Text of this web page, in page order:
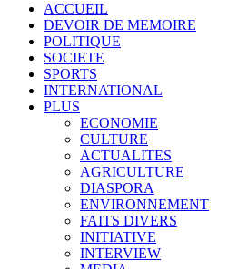
ACCUEIL
DEVOIR DE MEMOIRE
POLITIQUE
SOCIETE
SPORTS
INTERNATIONAL
PLUS
ECONOMIE
CULTURE
ACTUALITES
AGRICULTURE
DIASPORA
ENVIRONNEMENT
FAITS DIVERS
INITIATIVE
INTERVIEW